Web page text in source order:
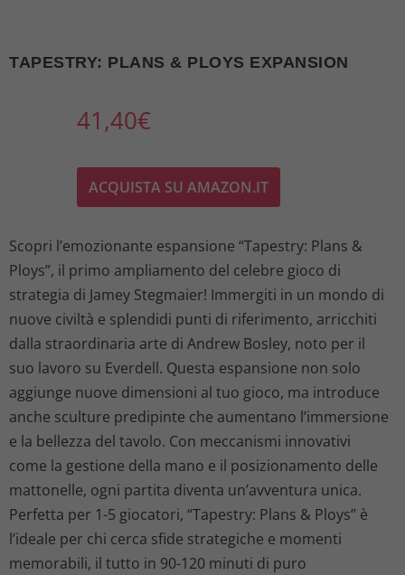
TAPESTRY: PLANS & PLOYS EXPANSION
41,40€
ACQUISTA SU AMAZON.IT
Scopri l’emozionante espansione “Tapestry: Plans &
Ploys”, il primo ampliamento del celebre gioco di
strategia di Jamey Stegmaier! Immergiti in un mondo di
nuove civiltà e splendidi punti di riferimento, arricchiti
dalla straordinaria arte di Andrew Bosley, noto per il
suo lavoro su Everdell. Questa espansione non solo
aggiunge nuove dimensioni al tuo gioco, ma introduce
anche sculture predipinte che aumentano l’immersione
e la bellezza del tavolo. Con meccanismi innovativi
come la gestione della mano e il posizionamento delle
mattonelle, ogni partita diventa un’avventura unica.
Perfetta per 1-5 giocatori, “Tapestry: Plans & Ploys” è
l’ideale per chi cerca sfide strategiche e momenti
memorabili, il tutto in 90-120 minuti di puro